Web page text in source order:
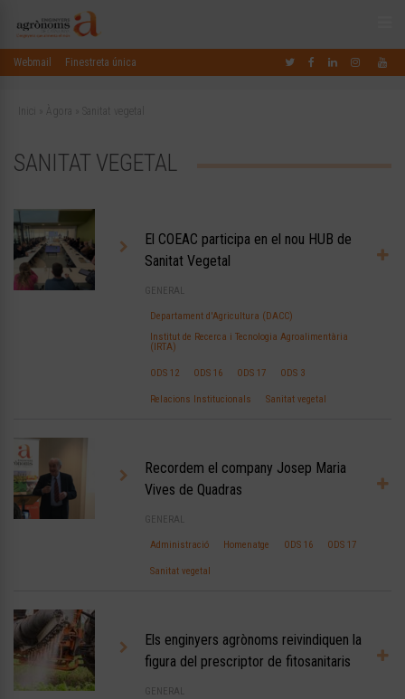
Webmail Finestreta única
Inici Àgora Sanitat vegetal
SANITAT VEGETAL
El COEAC participa en el nou HUB de
Sanitat Vegetal
GENERAL
Departament d'Agricultura (DACC)
Institut de Recerca i Tecnologia Agroalimentària
(IRTA)
ODS 12 ODS 16 ODS 17 ODS 3
Relacions Institucionals Sanitat vegetal
Recordem el company Josep Maria
Vives de Quadras
GENERAL
Administració Homenatge ODS 16 ODS 17
Sanitat vegetal
Els enginyers agrònoms reivindiquen la
figura del prescriptor de fitosanitaris
GENERAL